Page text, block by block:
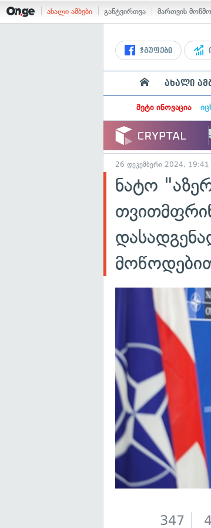
ახალი ამბები განტვირთვა მართვის
ჯგუფები
ახალი
მეტი ინოვაცია
26 დეკემბერი 2024, 19:41
ნატო
347